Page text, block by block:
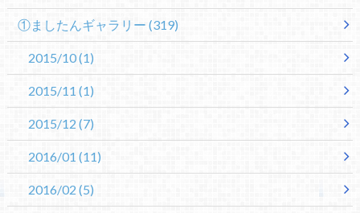
①ましたんギャラリー (319)
2015/10(1)
2015/11 (1)
2015/12 (7)
2016/01 (11)
2016/02 (5)